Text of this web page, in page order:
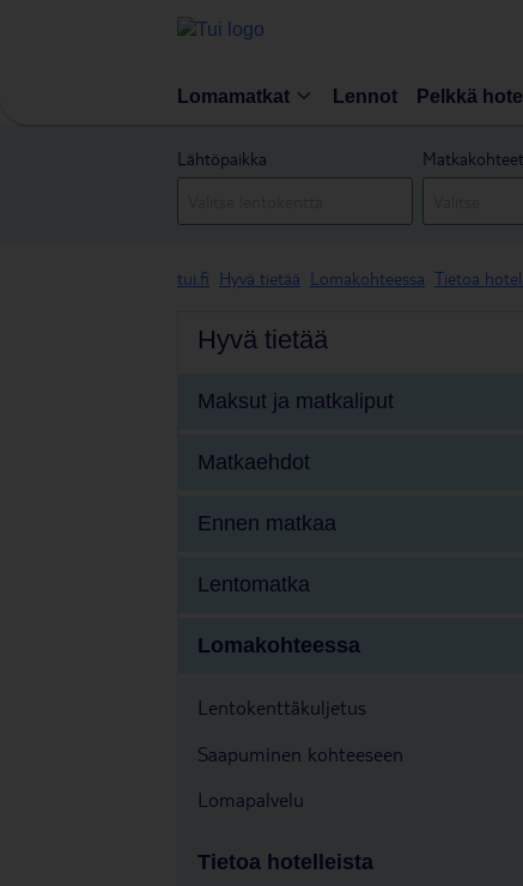
Lomamatkat Lennot Pelkkä
Lähtöpaikka
Matkakohteet
tui.fi Hyvä tietää Lomakohteessa Tietoa
Hyvä tietää
Maksut ja matkaliput
Matkaehdot
Ennen matkaa
Lentomatka
Lomakohteessa
Lentokenttäkuljetus
Saapuminen kohteeseen
Lomapalvelu
Tietoa hotelleista